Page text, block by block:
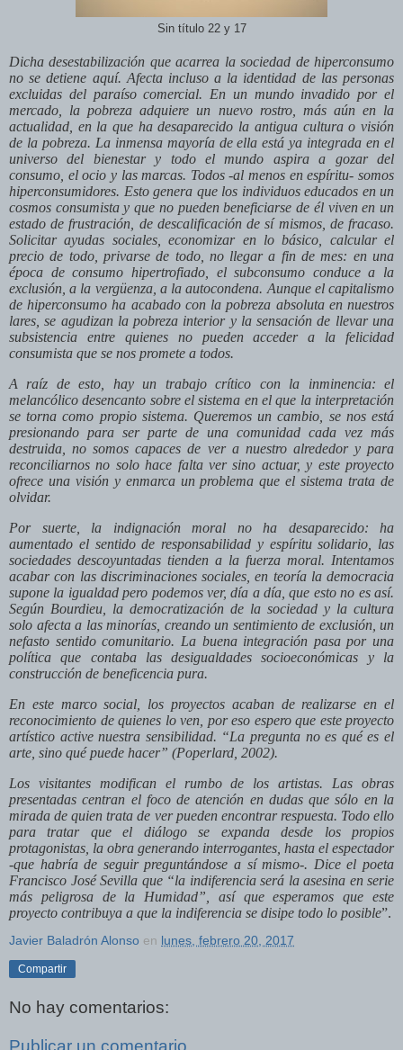
Sin título 22 y 17
Dicha desestabilización que acarrea la sociedad de hiperconsumo
no se detiene aquí. Afecta incluso a la identidad de las personas
excluidas del paraíso comercial. En un mundo invadido por el
mercado, la pobreza adquiere un nuevo rostro, más aún en la
actualidad, en la que ha desaparecido la antigua cultura o visión
de la pobreza. La inmensa mayoría de ella está ya integrada en el
universo del bienestar y todo el mundo aspira a gozar del
consumo, el ocio y las marcas. Todos -al menos en espíritu- somos
hiperconsumidores. Esto genera que los individuos educados en un
cosmos consumista y que no pueden beneficiarse de él viven en un
estado de frustración, de descalificación de sí mismos, de fracaso.
Solicitar ayudas sociales, economizar en lo básico, calcular el
precio de todo, privarse de todo, no llegar a fin de mes: en una
época de consumo hipertrofiado, el subconsumo conduce a la
exclusión, a la vergüenza, a la autocondena. Aunque el capitalismo
de hiperconsumo ha acabado con la pobreza absoluta en nuestros
lares, se agudizan la pobreza interior y la sensación de llevar una
subsistencia entre quienes no pueden acceder a la felicidad
consumista que se nos promete a todos.
A raíz de esto, hay un trabajo crítico con la inminencia: el
melancólico desencanto sobre el sistema en el que la interpretación
se torna como propio sistema. Queremos un cambio, se nos está
presionando para ser parte de una comunidad cada vez más
destruida, no somos capaces de ver a nuestro alrededor y para
reconciliarnos no solo hace falta ver sino actuar, y este proyecto
ofrece una visión y enmarca un problema que el sistema trata de
olvidar.
Por suerte, la indignación moral no ha desaparecido: ha
aumentado el sentido de responsabilidad y espíritu solidario, las
sociedades descoyuntadas tienden a la fuerza moral. Intentamos
acabar con las discriminaciones sociales, en teoría la democracia
supone la igualdad pero podemos ver, día a día, que esto no es así.
Según Bourdieu, la democratización de la sociedad y la cultura
solo afecta a las minorías, creando un sentimiento de exclusión, un
nefasto sentido comunitario. La buena integración pasa por una
política que contaba las desigualdades socioeconómicas y la
construcción de beneficencia pura.
En este marco social, los proyectos acaban de realizarse en el
reconocimiento de quienes lo ven, por eso espero que este proyecto
artístico active nuestra sensibilidad. “La pregunta no es qué es el
arte, sino qué puede hacer” (Poperlard, 2002).
Los visitantes modifican el rumbo de los artistas. Las obras
presentadas centran el foco de atención en dudas que sólo en la
mirada de quien trata de ver pueden encontrar respuesta. Todo ello
para tratar que el diálogo se expanda desde los propios
protagonistas, la obra generando interrogantes, hasta el espectador
-que habría de seguir preguntándose a sí mismo-. Dice el poeta
Francisco José Sevilla que “la indiferencia será la asesina en serie
más peligrosa de la Humidad”, así que esperamos que este
proyecto contribuya a que la indiferencia se disipe todo lo posible”.
Javier Baladrón Alonso en lunes, febrero 20, 2017
Compartir
No hay comentarios:
Publicar un comentario